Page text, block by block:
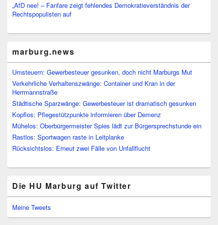
„AfD nee! – Fanfare zeigt fehlendes Demokratieverständnis der
Rechtspopulisten auf
marburg.news
Umsteuern: Gewerbesteuer gesunken, doch nicht Marburgs Mut
Verkehrliche Verhaltenszwänge: Container und Kran in der
Herrmannstraße
Städtische Sparzwänge: Gewerbesteuer ist dramatisch gesunken
Kopflos: Pflegestützpunkte informieren über Demenz
Mühelos: Oberbürgermeister Spies lädt zur Bürgersprechstunde ein
Rastlos: Sportwagen raste in Leitplanke
Rücksichtslos: Erneut zwei Fälle von Unfallflucht
Die HU Marburg auf Twitter
Meine Tweets